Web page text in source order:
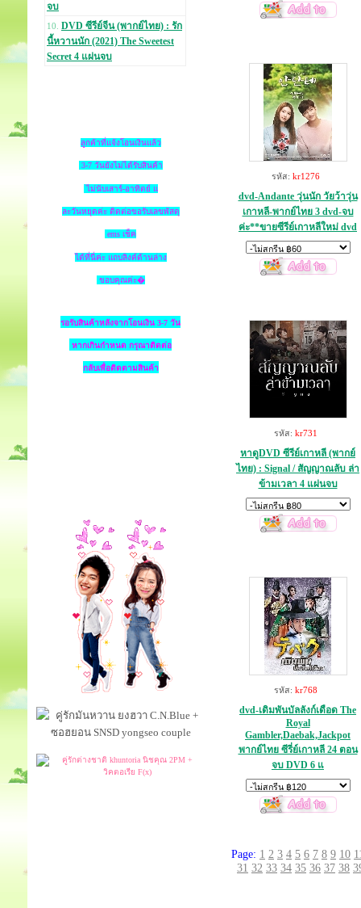
จบ
10. DVD ซีรีย์จีน (พากย์ไทย) : รัก
นี้หวานนัก (2021) The Sweetest
Secret 4 แผ่นจบ
ลูกค้าที่แจ้งโอนเงินแล้ว
3-7 วันยังไม่ได้รับสินค้า
ไม่นับเสาร์-อาทิตย์ แ
ละวันหยุดค่ะ ติดต่อขอรับเลขพัสดุ
ems เช็ค
ได้ที่นี่ค่ะ แถบลิงค์ด้านล่าง
ขอบคุณค่ะ�
รอรับสินค้าหลังจากโอนเงิน 3-7 วัน
หากเกินกำหนด กรุณาติดต่อ
กลับเพื่อติดตามสินค้า
รหัส: kr1276
dvd-Andante วุ่นนัก วัยว้าวุ่น
เกาหลี-พากย์ไทย 3 dvd-จบ
ค่ะ**ขายซีรีย์เกาหลีใหม่ dvd
รหัส: kr731
หาดูDVD ซีรีย์เกาหลี (พากย์
ไทย) : Signal / สัญญาณลับ ล่า
ข้ามเวลา 4 แผ่นจบ
รหัส: kr768
dvd-เดิมพันบัลลังก์เดือด The
Royal
Gambler,Daebak,Jackpot
พากย์ไทย ซีรี่ย์เกาหลี 24 ตอน
จบ DVD 6 แ
Page: 1 2 3 4 5 6 7 8 9 10
31 32 33 34 35 36 37 38